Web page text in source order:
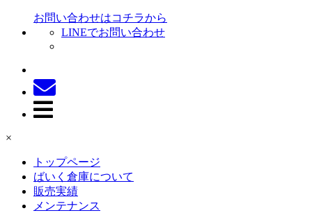
お問い合わせはコチラから
LINEでお問い合わせ
×
トップページ
ばいく倉庫について
販売実績
メンテナンス